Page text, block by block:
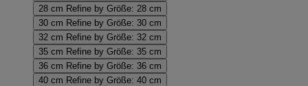
28 cm Refine by Größe: 28 cm
30 cm Refine by Größe: 30 cm
32 cm Refine by Größe: 32 cm
35 cm Refine by Größe: 35 cm
36 cm Refine by Größe: 36 cm
40 cm Refine by Größe: 40 cm